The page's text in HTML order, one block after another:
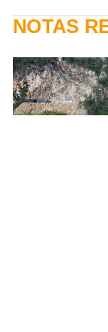
NOTAS